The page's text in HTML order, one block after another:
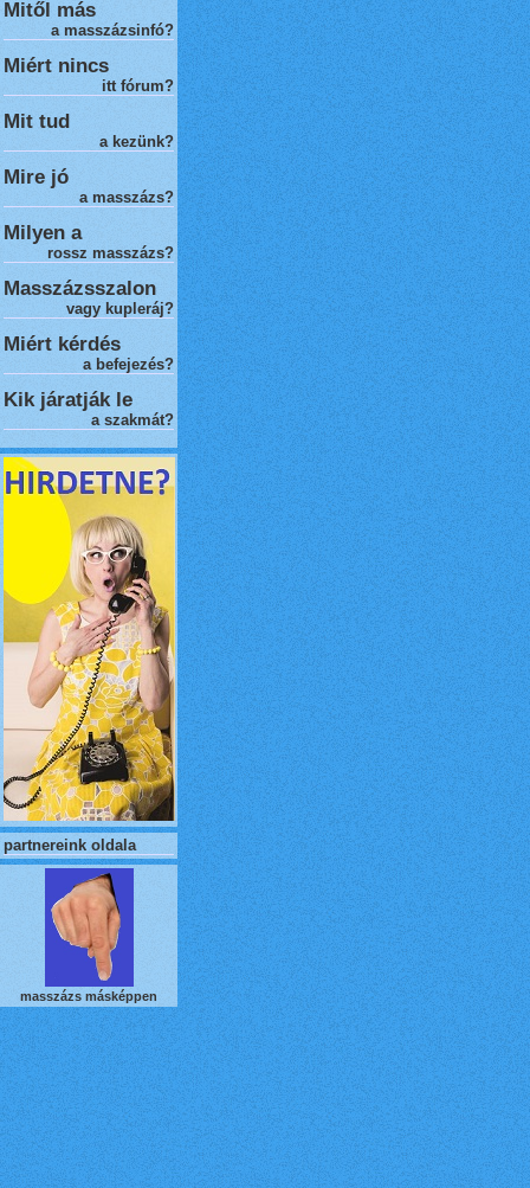
Mitől más
a masszázsinfó?
Miért nincs
itt fórum?
Mit tud
a kezünk?
Mire jó
a masszázs?
Milyen a
rossz masszázs?
Masszázsszalon
vagy kupleráj?
Miért kérdés
a befejezés?
Kik járatják le
a szakmát?
partnereink oldala
masszázs másképpen